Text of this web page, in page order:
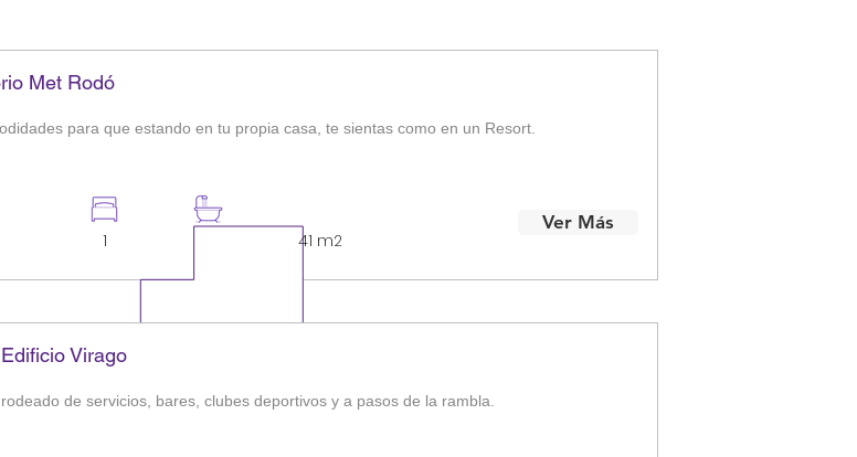
Met Rodó
para que estando en tu propia casa, te sientas como en un Resort.
1 41 m2
Ver Más
Virago
de servicios, bares, clubes deportivos y a pasos de la rambla.